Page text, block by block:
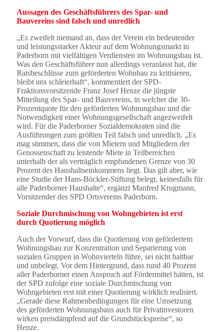
Aussagen des Geschäftsführers des Spar- und
Bauvereins sind falsch und unredlich
„Es zweifelt niemand an, dass der Verein ein bedeutender
und leistungsstarker Akteur auf dem Wohnungsmarkt in
Paderborn mit vielfältigen Verdiensten im Wohnungsbau ist.
Was den Geschäftsführer nun allerdings veranlasst hat, die
Ratsbeschlüsse zum geförderten Wohnbau zu kritisieren,
bleibt uns schleierhaft“, kommentiert der SPD-
Fraktionsvorsitzende Franz Josef Henze die jüngste
Mitteilung des Spar- und Bauvereins, in welcher die 30-
Prozentquote für den geförderten Wohnungsbau und die
Notwendigkeit einer Wohnungsgesellschaft angezweifelt
wird. Für die Paderborner Sozialdemokraten sind die
Ausführungen zum größten Teil falsch und unredlich. „Es
mag stimmen, dass die von Mietern und Mitgliedern der
Genossenschaft zu leistende Miete in Teilbereichen
unterhalb der als verträglich empfundenen Grenze von 30
Prozent des Haushaltseinkommens liegt. Das gilt aber, wie
eine Studie der Hans-Böckler-Stiftung belegt, keinesfalls für
alle Paderborner Haushalte“, ergänzt Manfred Krugmann,
Vorsitzender des SPD Ortsvereins Paderborn.
Soziale Durchmischung von Wohngebieten ist erst
durch Quotierung möglich
Auch der Vorwurf, dass die Quotierung von gefördertem
Wohnungsbau zur Konzentration und Separierung von
sozialen Gruppen in Wohnvierteln führe, sei nicht haltbar
und unbelegt. Vor dem Hintergrund, dass rund 40 Prozent
aller Paderborner einen Anspruch auf Fördermittel hätten, ist
der SPD zufolge eine soziale Durchmischung von
Wohngebieten erst mit einer Quotierung wirklich realisiert.
„Gerade diese Rahmenbedingungen für eine Umsetzung
des geförderten Wohnungsbaus auch für Privatinvestoren
wirken preisdämpfend auf die Grundstückspreise“, so
Henze.